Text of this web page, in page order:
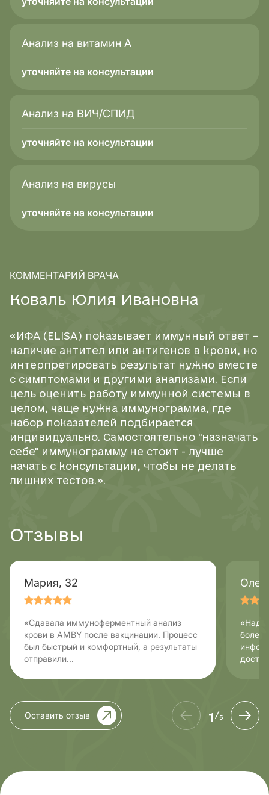
Анализ на витамин А
уточняйте на консультации
Анализ на ВИЧ/СПИД
уточняйте на консультации
Анализ на вирусы
уточняйте на консультации
КОММЕНТАРИЙ ВРАЧА
Коваль Юлия И вановна
«ИФА (ELISA) показывает иммунный ответ –
наличие антител или антигенов в крови, но
интерпретировать результат нужно вместе
с симптомами и другими анализами. Если
цель оценить работу иммунной системы в
целом, чаще нужна иммунограмма, где
набор показателей подбирается
индивидуально. Самостоятельно "назначать
себе" иммунограмму не стоит - лучше
начать с консультации, чтобы не делать
лишних тестов.».
Отзывы
Мария, 32
«Сдавала иммуноферментный анализ
крови в AMBY после вакцинации. Процесс
был быстрый и комфортный, а результаты
отправили...
«Надо
Оставить отзыв 1/5